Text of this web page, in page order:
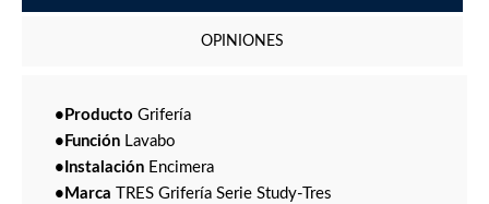
OPINIONES
•Producto Grifería
•Función Lavabo
•Instalación Encimera
•Marca TRES Grifería Serie Study-Tres